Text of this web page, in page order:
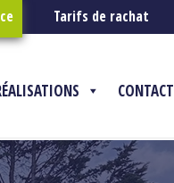
Tarifs de rachat
CONTACT